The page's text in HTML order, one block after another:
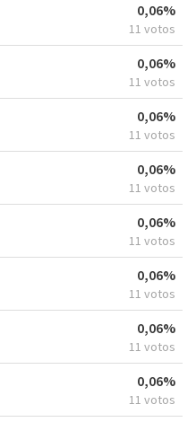
0,06%
11 votos
0,06%
11 votos
0,06%
11 votos
0,06%
11 votos
0,06%
11 votos
0,06%
11 votos
0,06%
11 votos
0,06%
11 votos